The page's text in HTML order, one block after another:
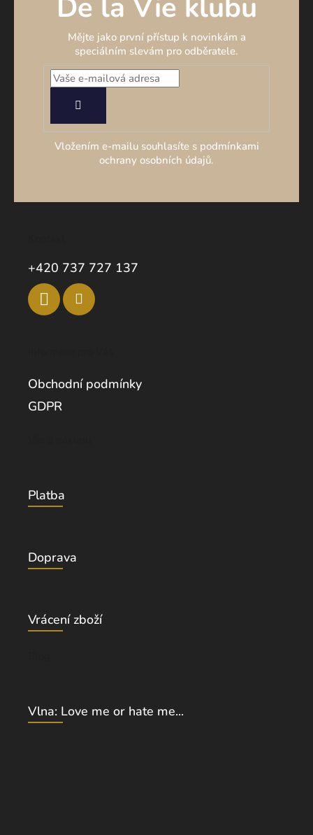
Mějte jako první přístup k novinkám a
speciálním slevám pro odběratele.
SE
Vložením e-mailu souhlasíte s podmínkami
ochrany osobních údajů.
+420 737 727 137
Obchodní podmínky
GDPR
Platba
Doprava
Vrácení zboží
Vlna: Love me or hate me...